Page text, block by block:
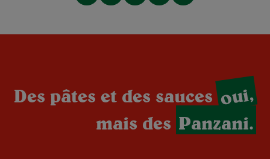
Des pâtes et des saucesoui,
mais des Panzani.